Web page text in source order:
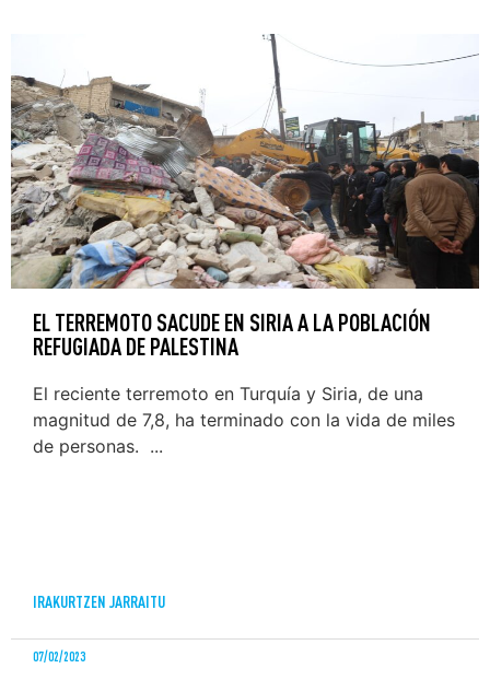
EL TERREMOTO SACUDE EN SIRIA A LA POBLACIÓN
REFUGIADA DE PALESTINA
El reciente terremoto en Turquía y Siria, de una
magnitud de 7,8, ha terminado con la vida de miles
de personas. ...
IRAKURTZEN JARRAITU
07/02/2023